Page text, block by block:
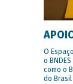
O
o
como o
do